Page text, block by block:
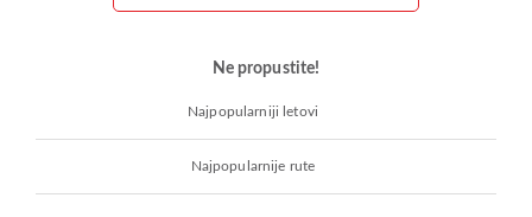
Ne propustite!
Najpopularniji letovi
Najpopularnije rute